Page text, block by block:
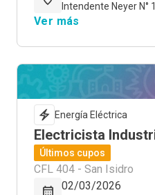
Intendente Neyer N°
Ver más
Energía Eléctrica
Electricista
Últimos cupos
CFL 404 - San Isidro
02/03/2026